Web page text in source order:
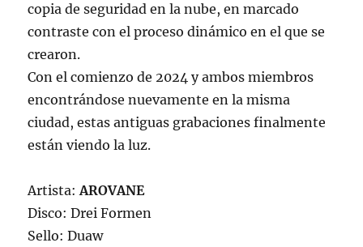
copia de seguridad en la nube, en marcado
contraste con el proceso dinámico en el que se
crearon.
Con el comienzo de 2024 y ambos miembros
encontrándose nuevamente en la misma
ciudad, estas antiguas grabaciones finalmente
están viendo la luz.
Artista:AROVANE
Disco: Drei Formen
Sello: Duaw